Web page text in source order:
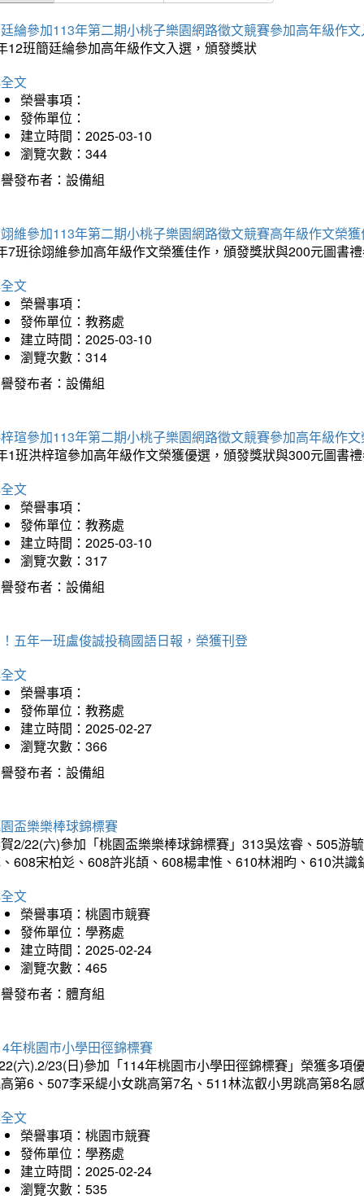
綸參加113年第二期小桃子樂園網路徵文競賽參加高年級作
12班簡廷綸參加高年級作文入選，頒發獎狀
文
榮譽事項：
發佈單位：
建立時間：2025-03-10
瀏覽次數：344
發布者：設備組
維參加113年第二期小桃子樂園網路徵文競賽高年級作文榮
7班徐翊維參加高年級作文榮獲佳作，頒發獎狀與200元圖書
文
榮譽事項：
發佈單位：教務處
建立時間：2025-03-10
瀏覽次數：314
發布者：設備組
瑄參加113年第二期小桃子樂園網路徵文競賽參加高年級作
1班洪梓瑄參加高年級作文榮獲優選，頒發獎狀與300元圖書
文
榮譽事項：
發佈單位：教務處
建立時間：2025-03-10
瀏覽次數：317
發布者：設備組
五年一班盧俊誠投稿國語日報，榮獲刊登
文
榮譽事項：
發佈單位：教務處
建立時間：2025-02-27
瀏覽次數：366
發布者：設備組
盃樂樂棒球錦標賽
2/22(六)參加「桃園盃樂樂棒球錦標賽」313吳炫睿、505游
608宋柏彣、608許兆頡、608楊聿惟、610林湘昀、610洪
文
榮譽事項：桃園市競賽
發佈單位：學務處
建立時間：2025-02-24
瀏覽次數：465
發布者：體育組
年桃園市小學田徑錦標賽
六).2/23(日)參加「114年桃園市小學田徑錦標賽」榮獲多
第6、507李采緹小女跳高第7名、511林汯叡小男跳高第8名
文
榮譽事項：桃園市競賽
發佈單位：學務處
建立時間：2025-02-24
瀏覽次數：535